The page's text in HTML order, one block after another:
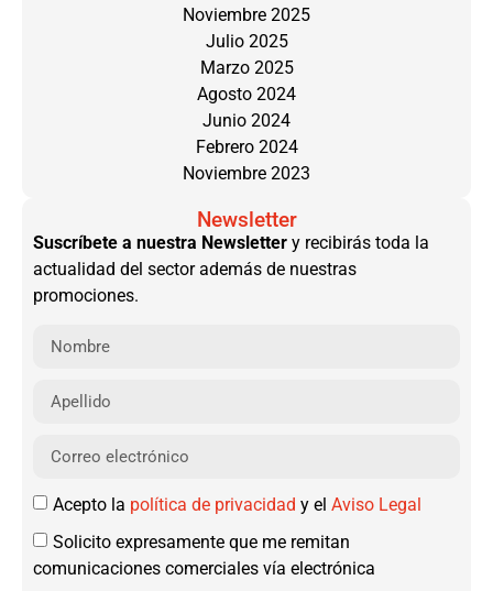
Noviembre 2025
Julio 2025
Marzo 2025
Agosto 2024
Junio 2024
Febrero 2024
Noviembre 2023
Newsletter
Suscríbete a nuestra Newsletter y recibirás toda la
actualidad del sector además de nuestras
promociones.
Acepto la política de privacidad y el Aviso Legal
Solicito expresamente que me remitan
comunicaciones comerciales vía electrónica